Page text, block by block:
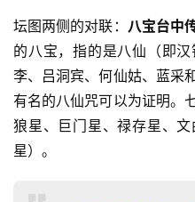
坛图两侧的对联： 八宝台中
的八宝，指的是八仙（即
李、吕洞宾、何仙姑、蓝采
有名的八仙咒可以为证明。
狼星、巨门星、禄存星、
星）。